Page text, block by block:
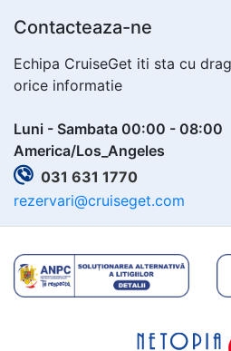
Contacteaza-ne
Echipa CruiseGet iti sta cu
orice informatie
Luni - Sambata 00:00 - 08:00
America/Los_Angeles
031 631 1770
rezervari@cruiseget.com